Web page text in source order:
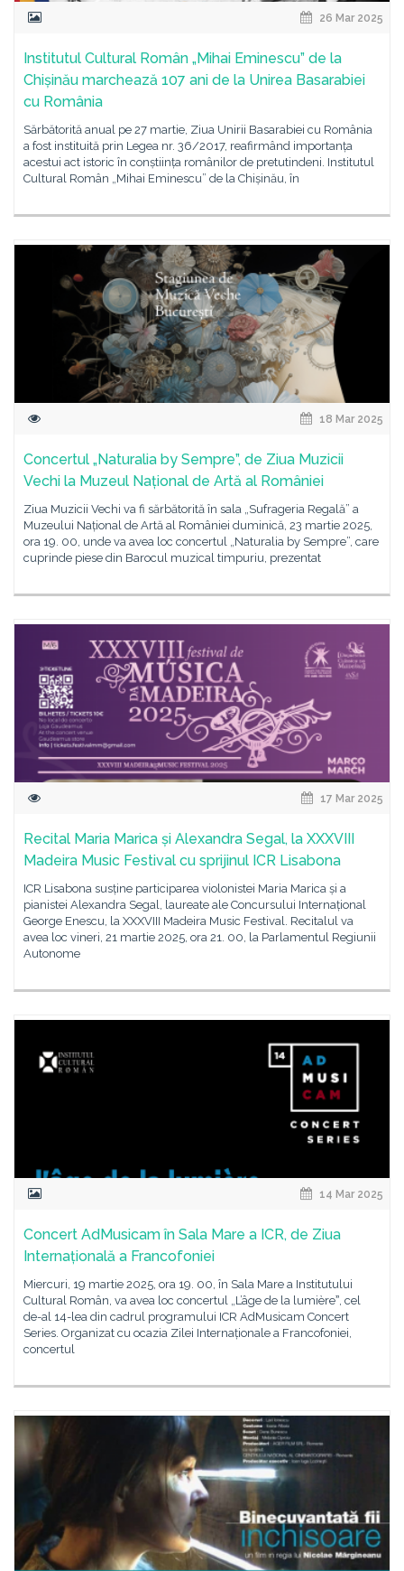
26 Mar 2025
Institutul Cultural Român „Mihai Eminescu” de la
Chișinău marchează 107 ani de la Unirea Basarabiei
cu România
Sărbătorită anual pe 27 martie, Ziua Unirii Basarabiei cu România
a fost instituită prin Legea nr. 36/2017, reafirmând importanța
acestui act istoric în conștiința românilor de pretutindeni. Institutul
Cultural Român „Mihai Eminescu” de la Chișinău, în
18 Mar 2025
Concertul „Naturalia by Sempre”, de Ziua Muzicii
Vechi la Muzeul Național de Artă al României
Ziua Muzicii Vechi va fi sărbătorită în sala „Sufrageria Regală” a
Muzeului Național de Artă al României duminică, 23 martie 2025,
ora 19. 00, unde va avea loc concertul „Naturalia by Sempre”, care
cuprinde piese din Barocul muzical timpuriu, prezentat
17 Mar 2025
Recital Maria Marica și Alexandra Segal, la XXXVIII
Madeira Music Festival cu sprijinul ICR Lisabona
ICR Lisabona susține participarea violonistei Maria Marica și a
pianistei Alexandra Segal, laureate ale Concursului Internațional
George Enescu, la XXXVIII Madeira Music Festival. Recitalul va
avea loc vineri, 21 martie 2025, ora 21. 00, la Parlamentul Regiunii
Autonome
14 Mar 2025
Concert AdMusicam în Sala Mare a ICR, de Ziua
Internațională a Francofoniei
Miercuri, 19 martie 2025, ora 19. 00, în Sala Mare a Institutului
Cultural Român, va avea loc concertul „L’âge de la lumièreˮ, cel
de-al 14-lea din cadrul programului ICR AdMusicam Concert
Series. Organizat cu ocazia Zilei Internaționale a Francofoniei,
concertul